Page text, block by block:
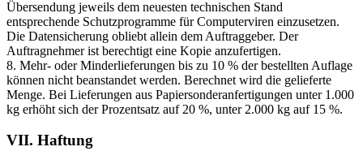
Übersendung jeweils dem neuesten technischen Stand
entsprechende Schutzprogramme für Computerviren einzusetzen.
Die Datensicherung obliebt allein dem Auftraggeber. Der
Auftragnehmer ist berechtigt eine Kopie anzufertigen.
8. Mehr- oder Minderlieferungen bis zu 10 % der bestellten Auflage
können nicht beanstandet werden. Berechnet wird die gelieferte
Menge. Bei Lieferungen aus Papiersonderanfertigungen unter 1.000
kg erhöht sich der Prozentsatz auf 20 %, unter 2.000 kg auf 15 %.
VII. Haftung